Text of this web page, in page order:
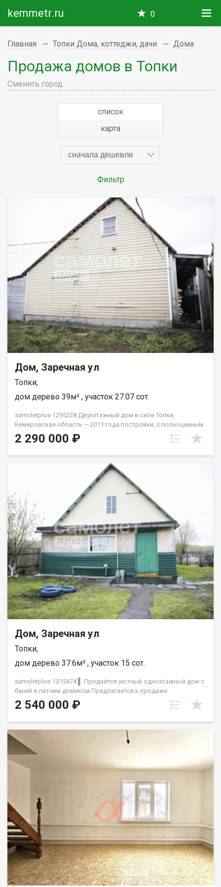
kemmetr.ru 0
Главная Топки Дома, коттеджи, дачи Дома
Продажа домов в Топки
Сменить город
список
карта
сначала дешевле
Фильтр
Дом, Заречная ул
Топки,
дом дерево 39м² , участок 27.07 сот.
samoletplus-1295228 Двухэтажный дом в селе Топки,
Кемеровская область — 2011 года постройки, с полноценным
хозяйством и всей инфраструктурой на участке. Дом на
бетонной плите, стены — брус с утеплителем, стены обшиты
Централизованное водоснабжение, бойлер, печное
отопление. Погреб прямо в доме. Участок обустроен под
жизнь: закрытая беседка, утеплённая летняя кухня, теплицы
из поликарбоната, уличный погреб, скважина, закрытый
гараж, стайка для животных, вольер для собаки,
металлический контейнер. Посадки жимолости, смородины и
крыжовника — сад уже есть. Вся необходимая
инфраструктура рядом: «Пятёрочка», «Магнит», аптека, пункт
выдачи Ozon и остановка автобуса №102 — 15 минут пешком.
Школа и детский сад «Колосок» — в 30 минутах. АН «Самолёт
Плюс» на рынке недвижимости Кемерово с 2010 года. Полное
сопровождение сделкиГарантия юридической чистоты
сделки Звоните с 9:00 до 21:00 — ответим на вопросы и
организуем просмотр! Дрыгин Геннадий
2 290 000 ₽
Дом, Заречная ул
Топки,
дом дерево 37.6м² , участок 15 сот.
samoletplus-1315474 ▌ Продаётся уютный одноэтажный дом с
баней и летним домиком Предлагается к продаже
просторный одноэтажный дом из бруса, идеально
подходящий для постоянного проживания или дачи. Дом
реализовать свои идеи по благоустройству и садоводству. ▌
Описание дома: - Материал: брус, экологичный и тёплый.-
Крыша: обшита новым профлистом, надёжная защита от
осадков.- Баня: на участке есть отдельная баня для вашего
отдыха.- Летний домик: отличное место для гостей или
помещение для хранения угля и инструментов. ▌
Преимущества: - Большая территория для отдыха, огорода
или строительства дополнительных объектов.- Удобное
расположение, отличная транспортная доступность.-
Идеально для семьи, ценящей природу и комфорт. Возможен
торг! Звоните, чтобы договориться о просмотре или
получить дополнительную информацию. Покажем в удобное
для вас время! Приобретая недвижимость через АН Самолет
ПЛЮС , Вы получаете: -юридическое сопровождение;
-Страхование сделок на срок 3 года-помощь в оформлении
ипотеки на выгодных условиях;-помощь в оформлении
2 540 000 ₽